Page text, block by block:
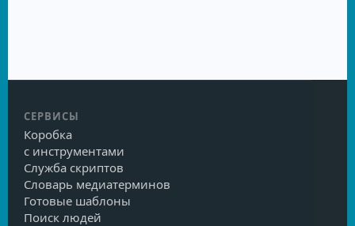
СЕРВИСЫ
Коробка
с инструментами
Служба скриптов
Словарь медиатерминов
Готовые шаблоны
Поиск людей